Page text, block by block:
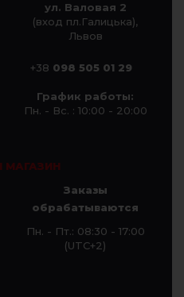
ул. Валовая 2
(вход пл.Галицька),
Львов
+38 098 505 01 29
График работы:
Пн. - Вс. : 10:00 - 20:00
МАГАЗИН
Заказы
обрабатываются
Пн. - Пт.: 08:30 - 17:00
(UTC+2)